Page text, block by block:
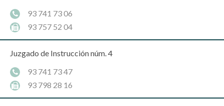
93 741 73 06
93 757 52 04
Juzgado de Instrucción núm. 4
93 741 73 47
93 798 28 16